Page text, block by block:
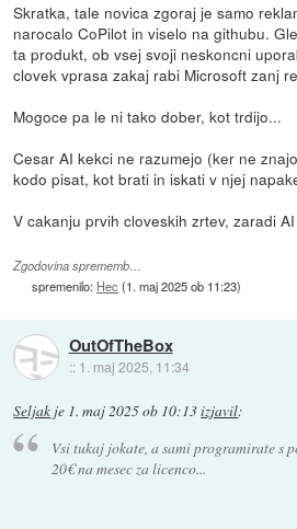
Skratka, tale novica zgoraj je samo
narocalo CoPilot in viselo na githubu.
ta produkt, ob vsej svoji neskoncni
clovek vprasa zakaj rabi Microsoft zanj
Mogoce pa le ni tako dober, kot trdijo...
Cesar AI kekci ne razumejo (ker ne
kodo pisat, kot brati in iskati v njej
V cakanju prvih cloveskih zrtev, zaradi
Zgodovina sprememb…
spremenilo: Hec (1. maj 2025 ob 11:23)
OutOfTheBox
:: 1. maj 2025, 11:34
Seljak je 1. maj 2025 ob 10:13izjavil:
Vsi tukaj jokate, a sami programirate s
20€ na mesec za licenco...